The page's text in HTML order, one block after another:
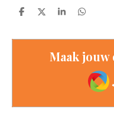
D
e
D
l
S
r
D
e
n
Maak